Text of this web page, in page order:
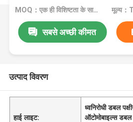
MOQ：एक ही विशिष्टता के साथ 600 रोल्स मूल्य
सबसे अच्छी कीमत
उत्पाद विवरण
हाई लाइट:
ध्वनिरोधी डबल
ऑटोमोबाइल्स डबल